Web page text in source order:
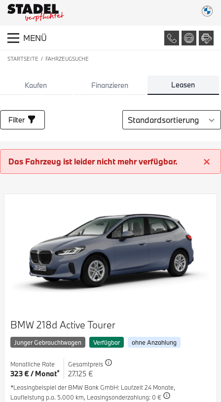
MENÜ
STARTSEITE FAHRZEUGSUCHE
Kaufen Finanzieren Leasen
Filter Sortierung auswählen
Das Fahrzeug ist leider nicht mehr verfügbar.
BMW 218d Active Tourer
Junger Gebrauchtwagen Verfügbar ohne Anzahlung
Monatliche Rate
323 € / Monat*
Gesamtpreis
27.125 €
*Leasingbeispiel der BMW Bank GmbH: Laufzeit 24 Monate,
Laufleistung p.a. 5.000 km, Leasingsonderzahlung: 0 €